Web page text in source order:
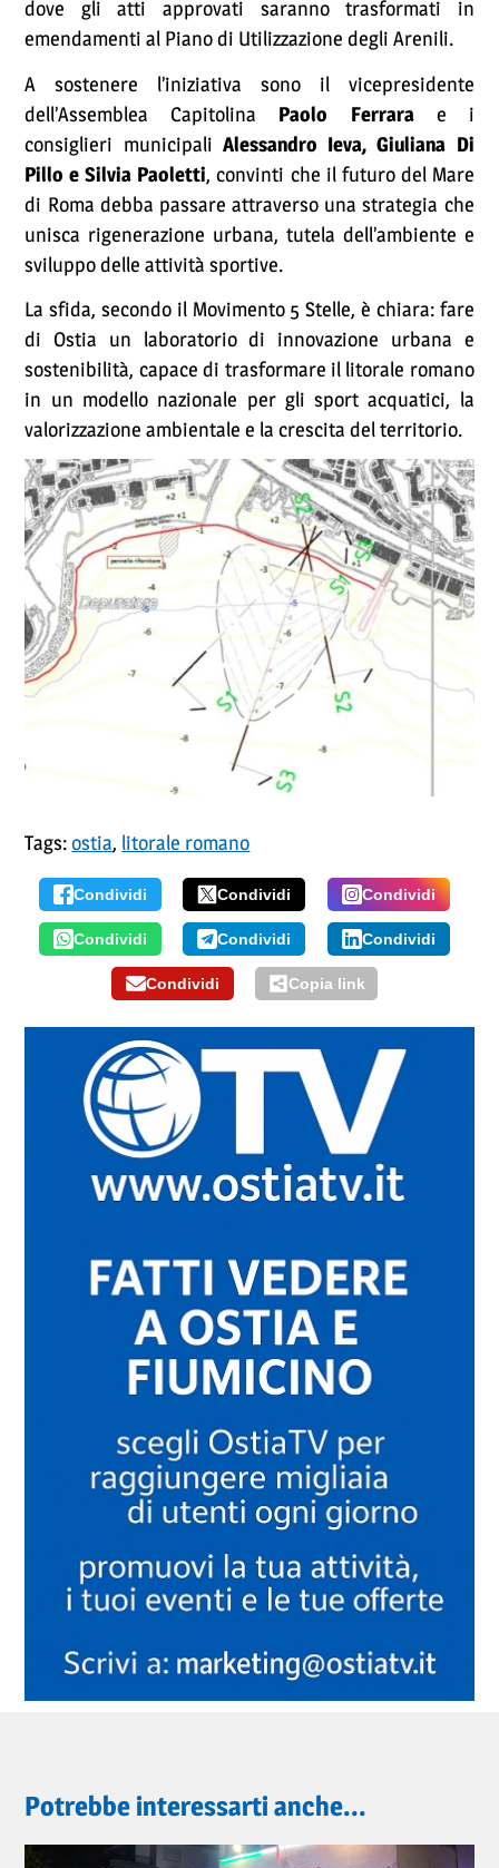
dove gli atti approvati saranno trasformati in
emendamenti al Piano di Utilizzazione degli Arenili.
A sostenere l’iniziativa sono il vicepresidente
dell’Assemblea Capitolina Paolo Ferrara e i
consiglieri municipali Alessandro Ieva, Giuliana Di
Pillo e Silvia Paoletti, convinti che il futuro del Mare
di Roma debba passare attraverso una strategia che
unisca rigenerazione urbana, tutela dell’ambiente e
sviluppo delle attività sportive.
La sfida, secondo il Movimento 5 Stelle, è chiara: fare
di Ostia un laboratorio di innovazione urbana e
sostenibilità, capace di trasformare il litorale romano
in un modello nazionale per gli sport acquatici, la
valorizzazione ambientale e la crescita del territorio.
Tags:ostia, litorale romano
Condividi Condividi Condividi
Condividi Condividi Condividi
Condividi Copia link
Potrebbe interessarti anche...